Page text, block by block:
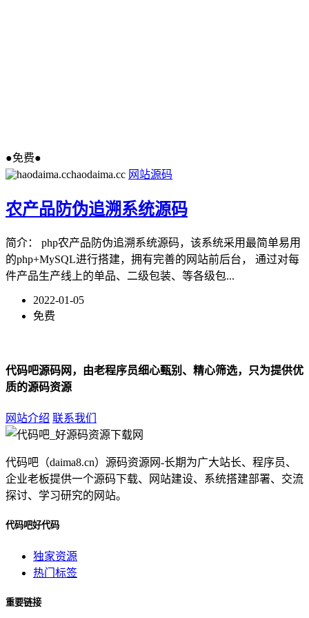
●免费●
haodaima.cc 网站源码
农产品防伪追溯系统源码
简介： php农产品防伪追溯系统源码，该系统采用最简单易用
的php+MySQL进行搭建，拥有完善的网站前后台， 通过对每
件产品生产线上的单品、二级包装、等各级包...
2022-01-05
免费
代码吧源码网，由老程序员细心甄别、精心筛选，只为提供优
质的源码资源
网站介绍 联系我们
代码吧（daima8.cn）源码资源网-长期为广大站长、程序员、
企业老板提供一个源码下载、网站建设、系统搭建部署、交流
探讨、学习研究的网站。
代码吧好代码
独家资源
热门标签
重要链接